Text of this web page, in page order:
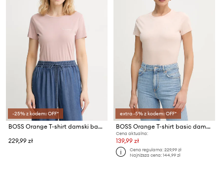
-25% z kodem: OFF*
BOSS Orange T-shirt damski bawełniany C_Elove_5
229,99 zł
extra -5% z kodem: OFF*
BOSS Orange T-shirt basic damski bawełniany C Esogo 1
Cena aktualna:
139,99 zł
Cena regularna:229,99 zł
Najniższa cena:144,99 zł